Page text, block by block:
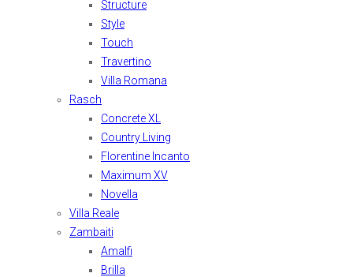
Structure
Style
Touch
Travertino
Villa Romana
Rasch
Concrete XL
Country Living
Florentine Incanto
Maximum XV
Novella
Villa Reale
Zambaiti
Amalfi
Brilla